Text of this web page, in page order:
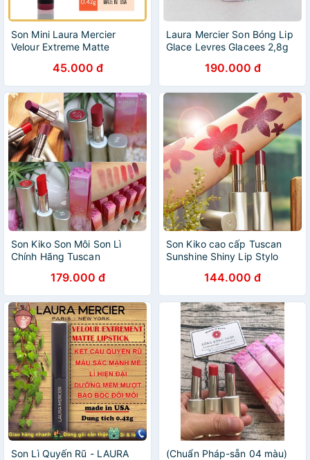
Son Mini Laura Mercier
Velour Extreme Matte
45.000 đ
Laura Mercier Son Bóng Lip
Glace Levres Glacees 2,8g
190.000 đ
Son Kiko Son Môi Son Lì
Chính Hãng Tuscan
Kiko Milano - Italy
179.000 đ
Son Kiko cao cấp Tuscan
Sunshine Shiny Lip Stylo
144.000 đ
Son Lì Quyến Rũ - LAURA
(Chuẩn Pháp-sẵn 04 màu)